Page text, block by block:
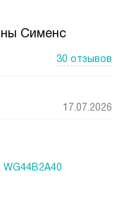
Сименс
30 отзывов
17.07.2026